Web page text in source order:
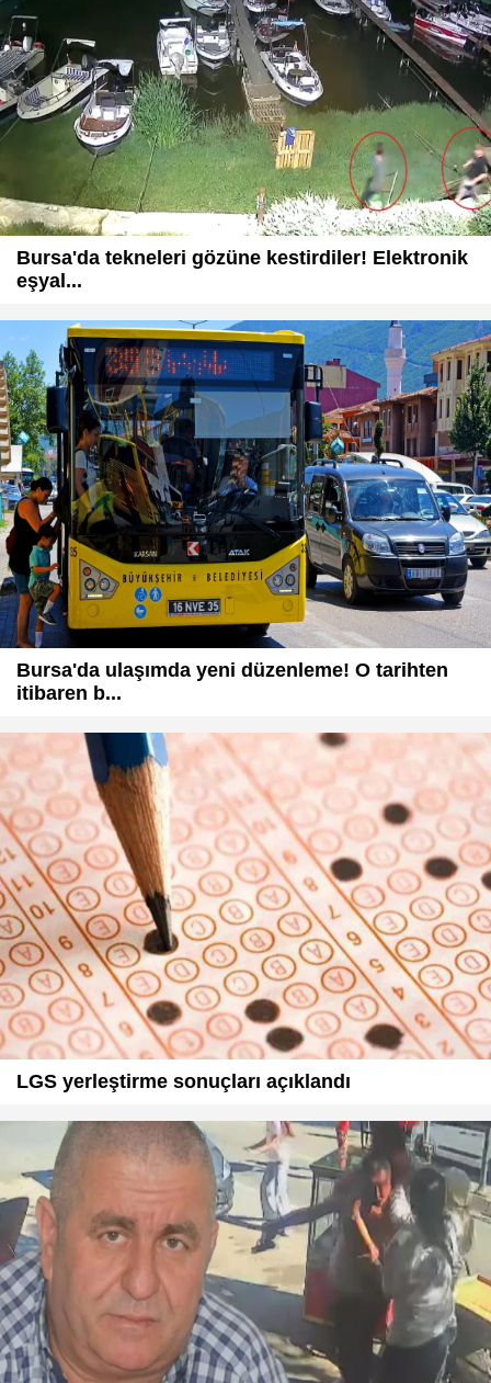
Bursa'da tekneleri gözüne kestirdiler! Elektronik
eşyal...
Bursa'da ulaşımda yeni düzenleme! O tarihten
itibaren b...
LGS yerleştirme sonuçları açıklandı